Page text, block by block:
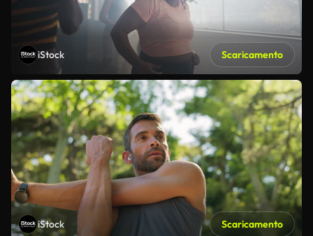
iStock Scaricamento
iStock Scaricamento